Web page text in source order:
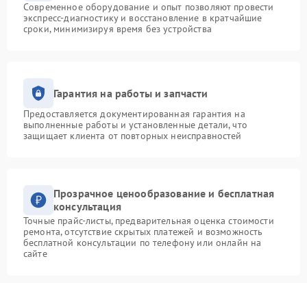
Современное оборудование и опыт позволяют провести
экспресс-диагностику и восстановление в кратчайшие
сроки, минимизируя время без устройства
Гарантия на работы и запчасти
Предоставляется документированная гарантия на
выполненные работы и установленные детали, что
защищает клиента от повторных неисправностей
Прозрачное ценообразование и бесплатная
консультация
Точные прайс-листы, предварительная оценка стоимости
ремонта, отсутствие скрытых платежей и возможность
бесплатной консультации по телефону или онлайн на
сайте